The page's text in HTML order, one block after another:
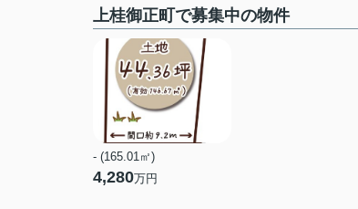
上桂御正町で募集中の物件
- (165.01㎡)
4,280万円